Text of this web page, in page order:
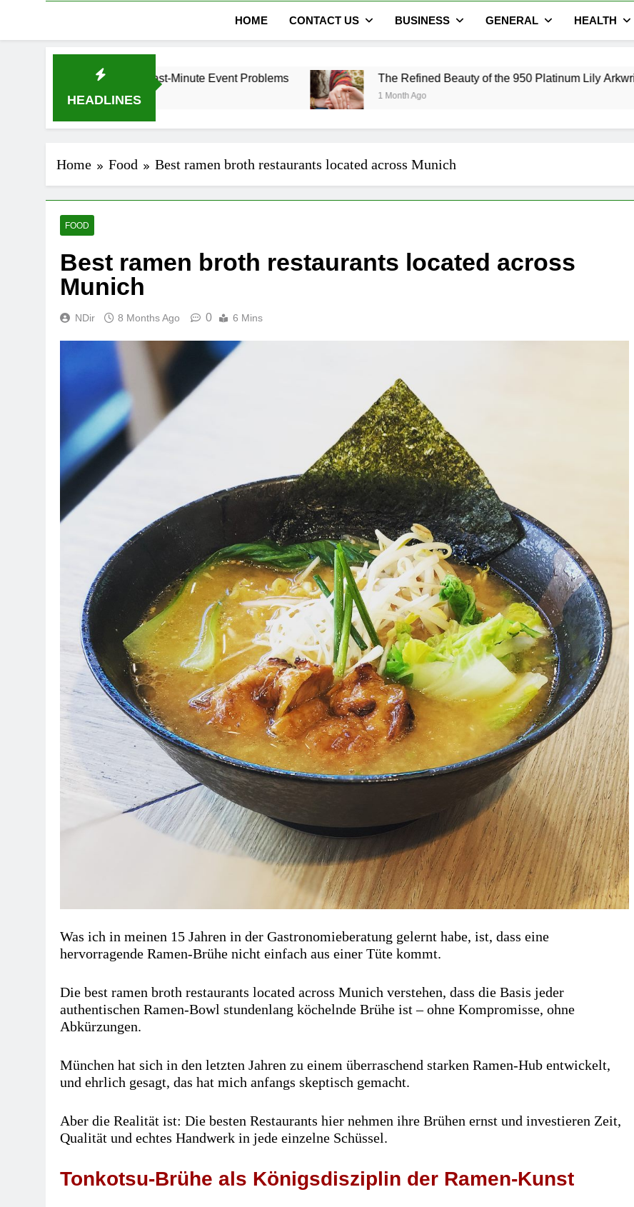
HOME CONTACT US BUSINESS GENERAL HEALTH
HEADLINES
Without Last-Minute Event Problems The Refined Beauty of the 950 Platinum Lily Arkwright Cecelia Ring
1 Month Ago
Home Food Best ramen broth restaurants located across Munich
FOOD
Best ramen broth restaurants located across
Munich
NDir 8 Months Ago 0 6 Mins
Was ich in meinen 15 Jahren in der Gastronomieberatung gelernt habe, ist, dass eine
hervorragende Ramen-Brühe nicht einfach aus einer Tüte kommt.
Die best ramen broth restaurants located across Munich verstehen, dass die Basis jeder
authentischen Ramen-Bowl stundenlang köchelnde Brühe ist – ohne Kompromisse, ohne
Abkürzungen.
München hat sich in den letzten Jahren zu einem überraschend starken Ramen-Hub entwickelt,
und ehrlich gesagt, das hat mich anfangs skeptisch gemacht.
Aber die Realität ist: Die besten Restaurants hier nehmen ihre Brühen ernst und investieren Zeit,
Qualität und echtes Handwerk in jede einzelne Schüssel.
Tonkotsu-Brühe als Königsdisziplin der Ramen-Kunst